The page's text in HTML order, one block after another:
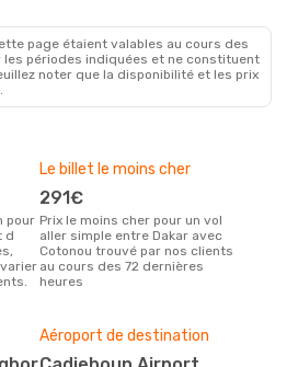
page étaient valables au cours des
périodes indiquées et ne constituent
noter que la disponibilité et les prix
d
Le billet le moins cher
291€
Prix le moins cher pour un vol
aller simple entre Dakar avec
Cotonou trouvé par nos clients
au cours des 72 dernières
heures
Aéroport de destination